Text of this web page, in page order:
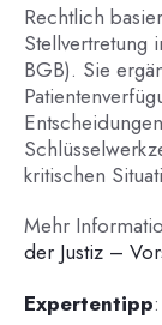
Rechtlich
Stellvertretung
BGB). Sie
kritischen
Mehr
der Justiz –
Expertentipp: